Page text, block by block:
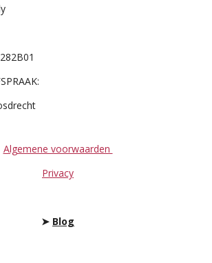
Algemene voorwaarden
Privacy
➤ Blog